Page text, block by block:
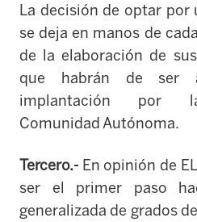
La decisión de optar
se deja en manos de
de la elaboración de
que habrán de ser
implantación por la
Comunidad Autónoma.
Tercero.- En opinión de
ser el primer paso
generalizada de grados